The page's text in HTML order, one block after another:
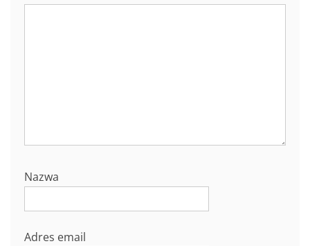
Nazwa
Adres email